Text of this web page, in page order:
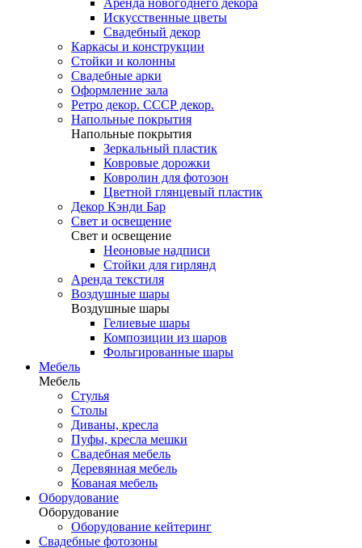
Аренда новогоднего декора
Искусственные цветы
Свадебный декор
Каркасы и конструкции
Стойки и колонны
Свадебные арки
Оформление зала
Ретро декор. СССР декор.
Напольные покрытия
Напольные покрытия
Зеркальный пластик
Ковровые дорожки
Ковролин для фотозон
Цветной глянцевый пластик
Декор Кэнди Бар
Свет и освещение
Свет и освещение
Неоновые надписи
Стойки для гирлянд
Аренда текстиля
Воздушные шары
Воздушные шары
Гелиевые шары
Композиции из шаров
Фольгированные шары
Мебель
Мебель
Стулья
Столы
Диваны, кресла
Пуфы, кресла мешки
Свадебная мебель
Деревянная мебель
Кованая мебель
Оборудование
Оборудование
Оборудование кейтеринг
Свадебные фотозоны